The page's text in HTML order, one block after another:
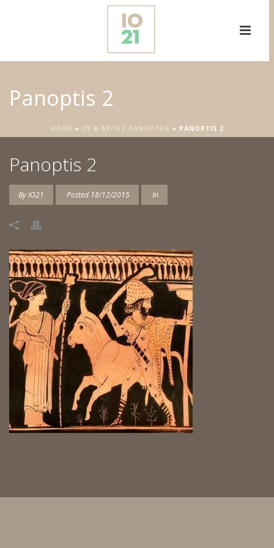
Panoptis 2
HOME » ΙΏ & ΆΡΓΟΣ ΠΑΝΌΠΤΗΣ » PANOPTIS 2
Panoptis 2
ByIO21 Posted 18/12/2015 In